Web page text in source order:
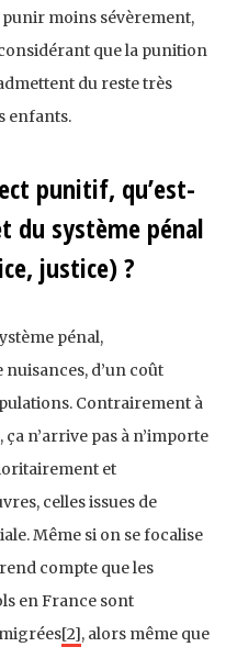
punir moins sévèrement,
que la punition
du reste très
enfants.
punitif, qu’est-
du système pénal
justice) ?
pénal,
d’un coût
Contrairement à
n’arrive pas à n’importe
et
celles issues de
Même si on se focalise
compte que les
en France sont
[2], alors même que